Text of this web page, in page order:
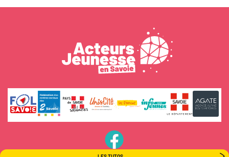
PageFB